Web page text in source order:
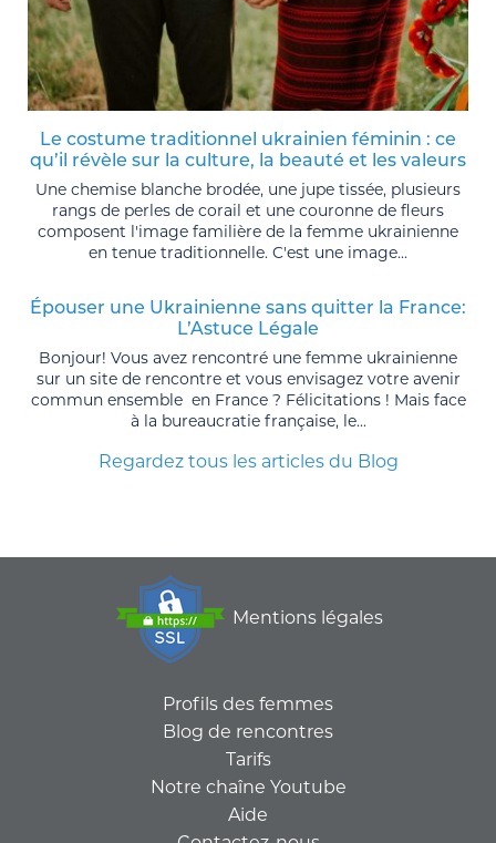
Le costume traditionnel ukrainien féminin : ce
qu’il révèle sur la culture, la beauté et les valeurs
Une chemise blanche brodée, une jupe tissée, plusieurs
rangs de perles de corail et une couronne de fleurs
composent l'image familière de la femme ukrainienne
en tenue traditionnelle. C'est une image...
Épouser une Ukrainienne sans quitter la France:
L’Astuce Légale
Bonjour! Vous avez rencontré une femme ukrainienne
sur un site de rencontre et vous envisagez votre avenir
commun ensemble en France ? Félicitations ! Mais face
à la bureaucratie française, le...
Regardez tous les articles du Blog
Mentions légales
Profils des femmes
Blog de rencontres
Tarifs
Notre chaîne Youtube
Aide